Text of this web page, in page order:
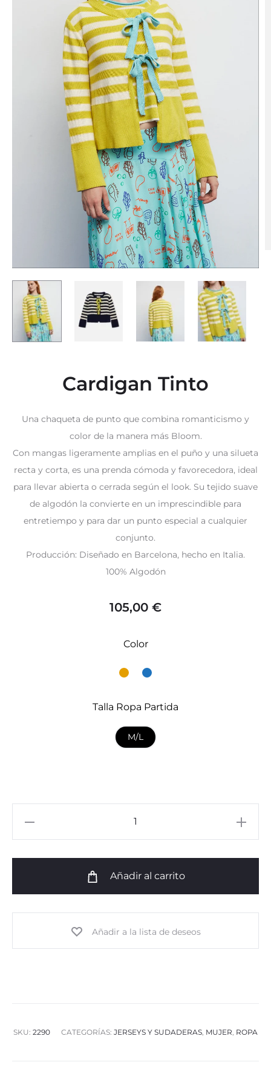
Cardigan Tinto
Una chaqueta de punto que combina romanticismo y
color de la manera más Bloom.
Con mangas ligeramente amplias en el puño y una silueta
recta y corta, es una prenda cómoda y favorecedora, ideal
para llevar abierta o cerrada según el look. Su tejido suave
de algodón la convierte en un imprescindible para
entretiempo y para dar un punto especial a cualquier
conjunto.
Producción: Diseñado en Barcelona, hecho en Italia.
100% Algodón
105,00 €
Color
Talla Ropa Partida
M/L
Añadir al carrito
Añadir a la lista de deseos
SKU: 2290 CATEGORÍAS: JERSEYS Y SUDADERAS, MUJER, ROPA